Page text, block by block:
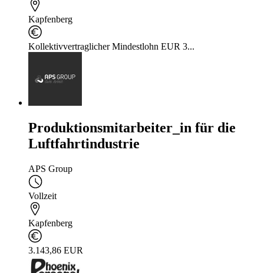
Kapfenberg
Kollektivvertraglicher Mindestlohn EUR 3...
Produktionsmitarbeiter_in für die
Luftfahrtindustrie
APS Group
Vollzeit
Kapfenberg
3.143,86 EUR